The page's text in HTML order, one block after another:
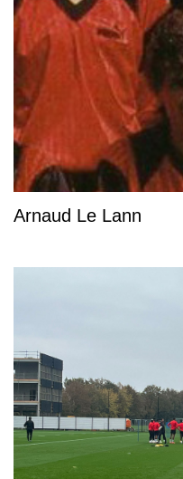
Arnaud Le Lann